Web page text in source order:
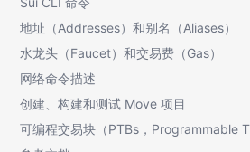
地址（Addresses）和别名（Aliases）
水龙头（Faucet）和交易费（Gas）
网络命令描述
创建、构建和测试 Move 项目
可编程交易块（PTBs，Programmable